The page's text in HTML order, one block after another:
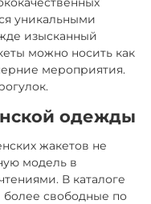
уникальными
изысканный
можно носить как
мероприятия.
одежды
жакетов не
модель в
В каталоге
более свободные по